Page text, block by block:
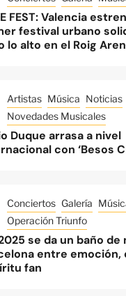
FEST: Valencia
festival urbano
lo alto en el Roig
Artistas Música Noticias
Novedades Musicales
Duque arrasa a nivel
con ‘Besos
Conciertos Galería
Operación Triunfo
se da un baño de
entre emoción,
fan